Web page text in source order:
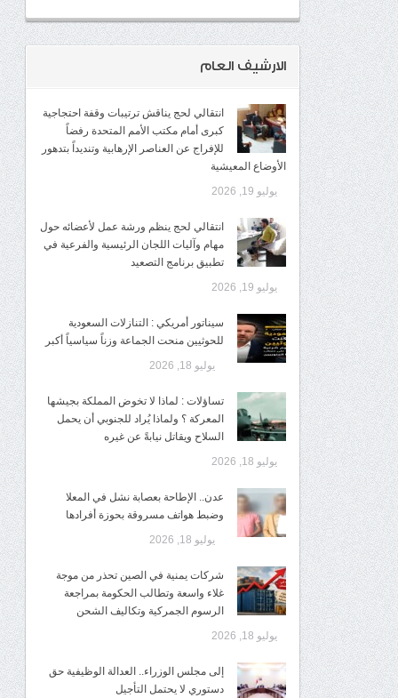
الارشيف العام
انتقالي لحج يناقش ترتيبات وقفة احتجاجية
كبرى أمام مكتب الأمم المتحدة رفضاً
للإفراج عن العناصر الإرهابية وتنديداً بتدهور
الأوضاع المعيشية
يوليو 19, 2026
انتقالي لحج ينظم ورشة عمل لأعضائه حول
مهام وآليات اللجان الرئيسية والفرعية في
تطبيق برنامج التصعيد
يوليو 19, 2026
سيناتور أمريكي : التنازلات السعودية
للحوثيين منحت الجماعة وزناً سياسياً أكبر
يوليو 18, 2026
تساؤلات : لماذا لا تخوض المملكة بجيشها
المعركة ؟ ولماذا يُراد للجنوبي أن يحمل
السلاح ويقاتل نيابةً عن غيره
يوليو 18, 2026
عدن.. الإطاحة بعصابة نشل في المعلا
وضبط هواتف مسروقة بحوزة أفرادها
يوليو 18, 2026
شركات يمنية في الصين تحذر من موجة
غلاء واسعة وتطالب الحكومة بمراجعة
الرسوم الجمركية وتكاليف الشحن
يوليو 18, 2026
إلى مجلس الوزراء.. العدالة الوظيفية حق
دستوري لا يحتمل التأجيل